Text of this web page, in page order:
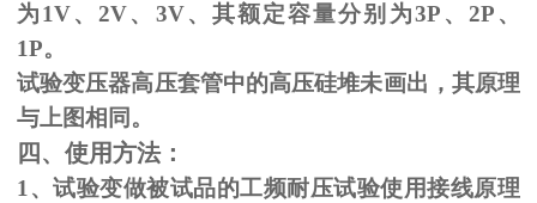
为1V、2V、3V、其额定容量分别为3P、2P、
1P。
试验变压器高压套管中的高压硅堆未画出，其原理
与上图相同。
四、使用方法：
1、试验变做被试品的工频耐压试验使用接线原理